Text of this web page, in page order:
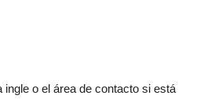
ingle o el área de contacto si está